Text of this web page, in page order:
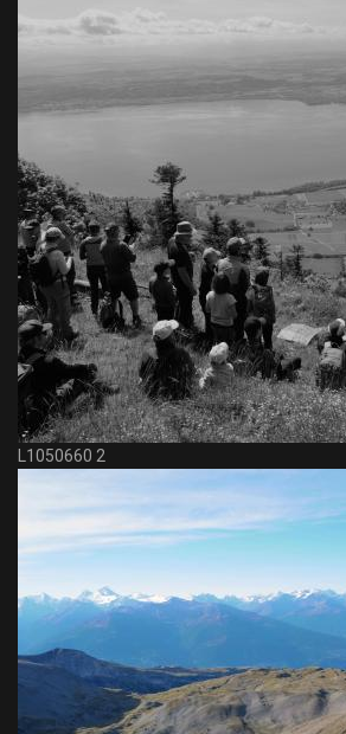
L1050660 2